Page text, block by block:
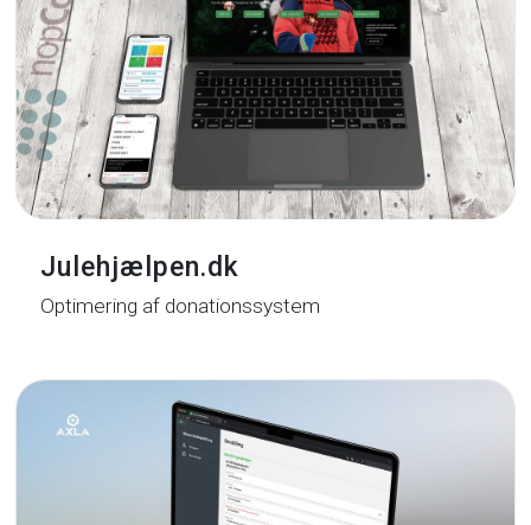
Julehjælpen.dk
Optimering af donationssystem